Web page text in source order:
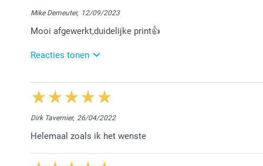
opnieuw te mogen verwelkomen.
Hartelijke groet!
Mike Demeuter, 12/09/2023
Mooi afgewerkt,duidelijke print👍
Reacties tonen
13/09/2023
12:45
Hoi Mike!
helpen met hun fotocreaties. Geniet ervan!
Dirk Tavernier, 26/04/2022
Helemaal zoals ik het wenste